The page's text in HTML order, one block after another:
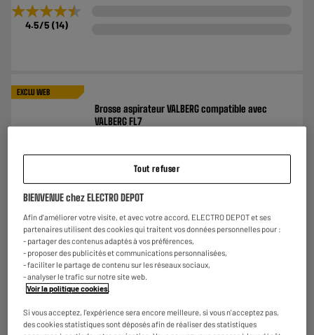
★★★★★
★★★★★
4.5/5 (14)
EXCLU WEB
★★★★★
★★★★★
Brosse aspirateur VALBERG compatible avec
VALBERG FL7
EXCLU WEB
Filtre VALBERG pour aspirateur laveur
4
Tout refuser
BIENVENUE chez ELECTRO DEPOT
Afin d'améliorer votre visite, et avec votre accord, ELECTRO DEPOT et ses
partenaires utilisent des cookies qui traitent vos données personnelles pour :
- partager des contenus adaptés à vos préférences,
- proposer des publicités et communications personnalisées,
- faciliter le partage de contenu sur les réseaux sociaux,
- analyser le trafic sur notre site web.
Voir la politique cookies.
Si vous acceptez, l'expérience sera encore meilleure, si vous n'acceptez pas,
des cookies statistiques sont déposés afin de réaliser des statistiques